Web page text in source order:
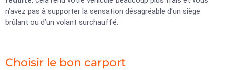
n’avez pas à supporter la sensation désagréable d’un siège
brûlant ou d’un volant surchauffé.
Choisir le bon carport